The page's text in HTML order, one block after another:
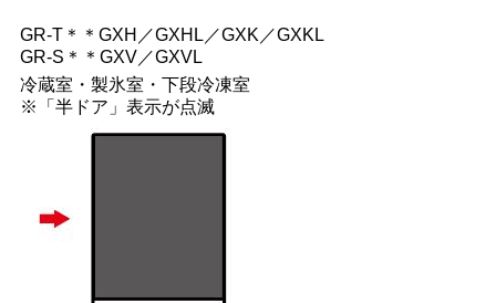
GR-T＊＊GXH／GXHL／GXK／GXKL
GR-S＊＊GXV／GXVL
冷蔵室・製氷室・下段冷凍室
※「半ドア」表示が点滅